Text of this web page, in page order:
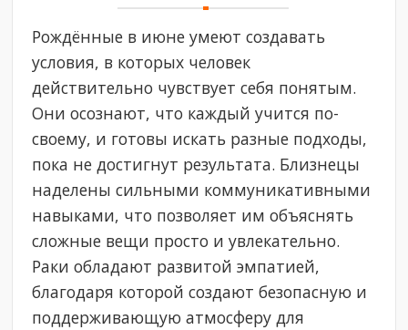
Рождённые в июне умеют создавать
условия, в которых человек
действительно чувствует себя понятым.
Они осознают, что каждый учится по-
своему, и готовы искать разные подходы,
пока не достигнут результата. Близнецы
наделены сильными коммуникативными
навыками, что позволяет им объяснять
сложные вещи просто и увлекательно.
Раки обладают развитой эмпатией,
благодаря которой создают безопасную и
поддерживающую атмосферу для